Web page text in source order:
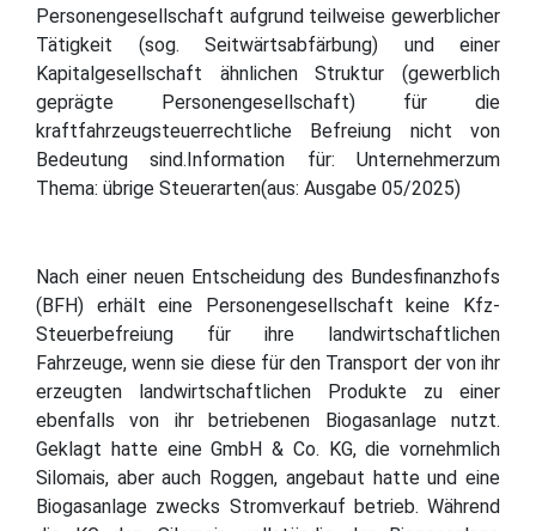
Personengesellschaft aufgrund teilweise gewerblicher
Tätigkeit (sog. Seitwärtsabfärbung) und einer
Kapitalgesellschaft ähnlichen Struktur (gewerblich
geprägte Personengesellschaft) für die
kraftfahrzeugsteuerrechtliche Befreiung nicht von
Bedeutung sind.Information für: Unternehmerzum
Thema: übrige Steuerarten(aus: Ausgabe 05/2025)
Nach einer neuen Entscheidung des Bundesfinanzhofs
(BFH) erhält eine Personengesellschaft keine Kfz-
Steuerbefreiung für ihre landwirtschaftlichen
Fahrzeuge, wenn sie diese für den Transport der von ihr
erzeugten landwirtschaftlichen Produkte zu einer
ebenfalls von ihr betriebenen Biogasanlage nutzt.
Geklagt hatte eine GmbH & Co. KG, die vornehmlich
Silomais, aber auch Roggen, angebaut hatte und eine
Biogasanlage zwecks Stromverkauf betrieb. Während